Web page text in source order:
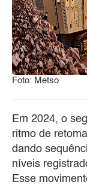
Foto: Metso
Em 2024, o
ritmo de
dando
níveis
Esse